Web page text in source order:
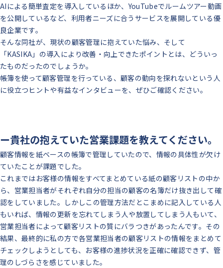
AIによる簡単査定を導入しているほか、YouTubeでルームツアー動画
を公開しているなど、利用者ニーズに合うサービスを展開している優
良企業です。
そんな同社が、現状の顧客管理に抱えていた悩み、そして
「KASIKA」の導入により改善・向上できたポイントとは、どういっ
たものだったのでしょうか。
帳簿を使って顧客管理を行っている、顧客の動向を探れないという人
に役立つヒントや有益なインタビューを、ぜひご確認ください。
ー貴社の抱えていた営業課題を教えてください。
顧客情報を紙ベースの帳簿で管理していたので、情報の具体性が欠け
ていたことが課題でした。
これまではお客様の情報をすべてまとめている紙の顧客リストの中か
ら、営業担当者がそれぞれ自分の担当の顧客の名簿だけ抜き出して確
認をしていました。しかしこの管理方法だとこまめに記入している人
もいれば、情報の更新を忘れてしまう人や放置してしまう人もいて、
営業担当者によって顧客リストの質にバラつきがあったんです。その
結果、最終的に私の方で各営業担当者の顧客リストの情報をまとめて
チェックしようとしても、お客様の進捗状況を正確に確認できず、管
理のしづらさを感じていました。